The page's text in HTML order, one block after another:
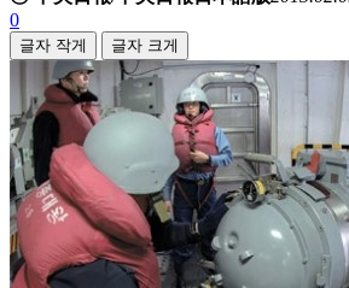
0
글자 작게 글자 크게